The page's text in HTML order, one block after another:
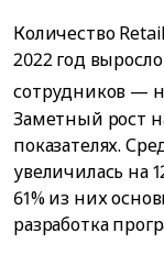
Количество
2022 год
сотрудников —
Заметный рост
показателях.
увеличилась на
61% из них
разработка